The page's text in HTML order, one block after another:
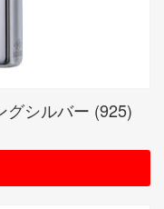
グシルバー (925)